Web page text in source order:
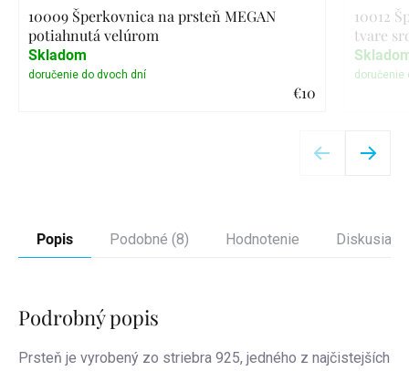
10009 Šperkovnica na prsteň MEGAN
potiahnutá velúrom
€10
Skladom
10012
tvare
Popis Podobné (8) Hodnotenie Diskusia
Podrobný popis
Prsteň je vyrobený zo striebra 925, jedného z najčistejších